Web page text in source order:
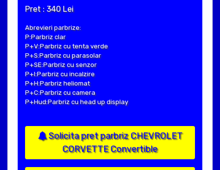
Pret : 340 Lei
Abrevieri parbrize:
P:Parbriz clar
P+V:Parbriz cu tenta verde
P+S:Parbriz cu parasolar
P+SE:Parbriz cu senzor
P+I:Parbriz cu incalzire
P+H:Parbriz heliomat
P+C:Parbriz cu camera
P+Hud:Parbriz cu head up display
Solicita pret parbriz CHEVROLET
CORVETTE Convertible